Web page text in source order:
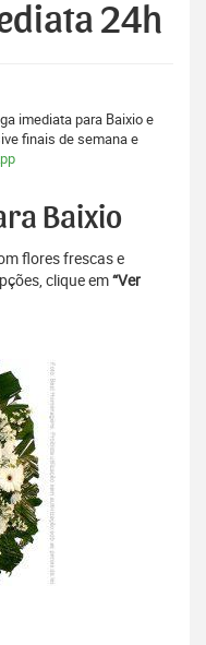
24h
imediata para Baixio e
finais de semana e
Baixio
flores frescas e
clique em“Ver